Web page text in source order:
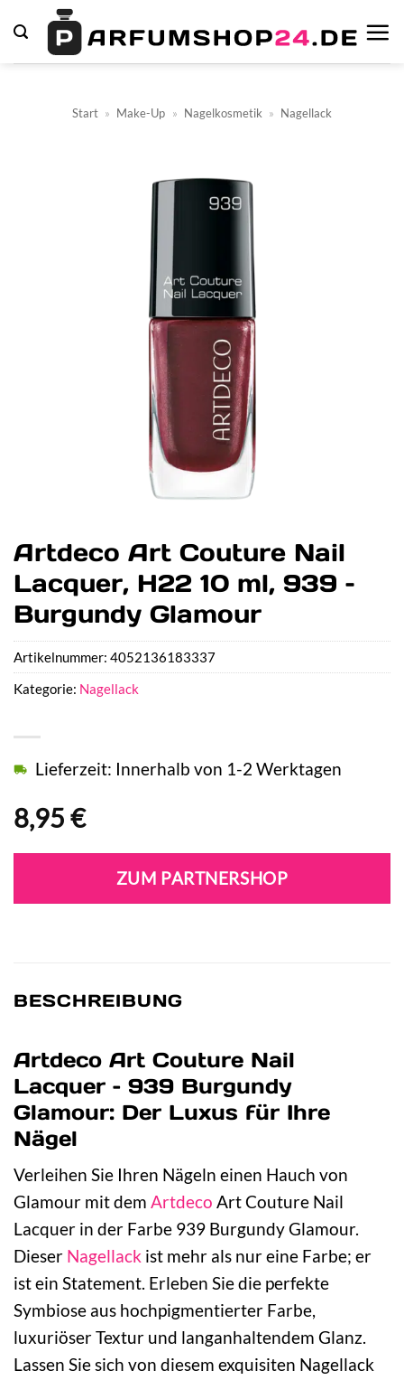
Inhalt
springen
Start » Make-Up » Nagelkosmetik » Nagellack
Artdeco Art Couture Nail
Lacquer, H22 10 ml, 939 –
Burgundy Glamour
8,95 €
Lieferzeit: Innerhalb von 1-2 Werktagen
ZUM PARTNERSHOP
Artikelnummer: 4052136183337
Kategorie: Nagellack
BESCHREIBUNG
Artdeco Art Couture Nail
Lacquer – 939 Burgundy
Glamour: Der Luxus für Ihre
Nägel
Verleihen Sie Ihren Nägeln einen Hauch von
Glamour mit dem Artdeco Art Couture Nail
Lacquer in der Farbe 939 Burgundy Glamour.
Dieser Nagellack ist mehr als nur eine Farbe; er
ist ein Statement. Erleben Sie die perfekte
Symbiose aus hochpigmentierter Farbe,
luxuriöser Textur und langanhaltendem Glanz.
Lassen Sie sich von diesem exquisiten Nagellack